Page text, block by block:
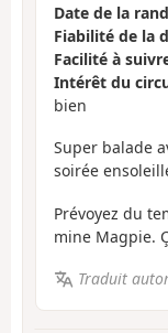
Date de la
Fiabilité de la
Facilité à
Intérêt du
bien
Super balade
soirée
Prévoyez du
mine Magpie.
Traduit